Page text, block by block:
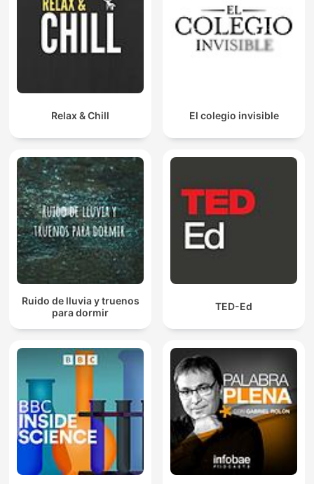
Relax & Chill El colegio invisible
Ruido de lluvia y truenos
para dormir
TED-Ed